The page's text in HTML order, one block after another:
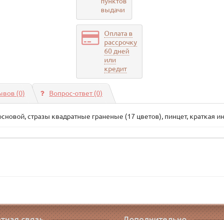
выдачи
Оплата в
рассрочку
60 дней
или
кредит
(0) Вопрос-ответ(0)
стразы квадратные граненые (17 цветов), пинцет, краткая